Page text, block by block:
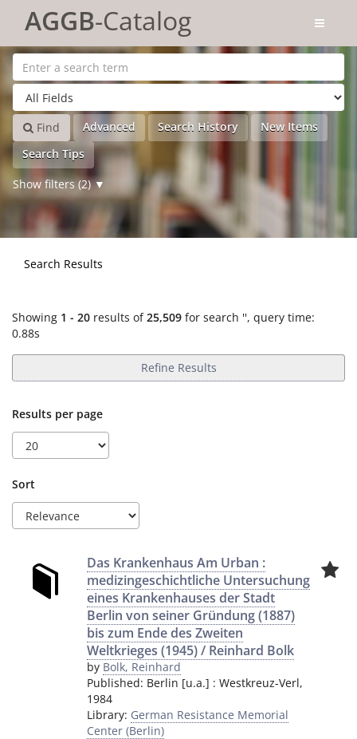
25,509
AGGB-Catalog
Find Advanced Search History
New Items
Search Tips
Show filters (2)
Search Results
Showing 1 - 20 results of25,509 for search '', query time:
0.88s
Refine Results
Results per page
Sort
Das Krankenhaus Am Urban :
medizingeschichtliche Untersuchung
eines Krankenhauses der Stadt
Berlin von seiner Gründung (1887)
bis zum Ende des Zweiten
Weltkrieges (1945) / Reinhard Bolk
by Bolk, Reinhard
Published: Berlin [u.a.] : Westkreuz-Verl,
1984
Library: German Resistance Memorial
Center (Berlin)